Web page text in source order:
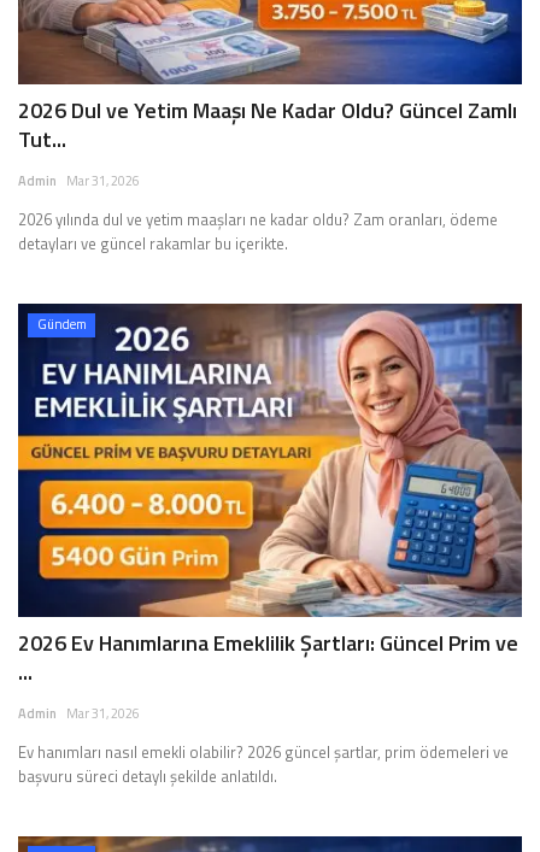
2026 Dul ve Yetim Maaşı Ne Kadar Oldu? Güncel Zamlı
Tut...
Admin Mar 31, 2026
2026 yılında dul ve yetim maaşları ne kadar oldu? Zam oranları, ödeme
detayları ve güncel rakamlar bu içerikte.
Gündem
2026 Ev Hanımlarına Emeklilik Şartları: Güncel Prim ve
...
Admin Mar 31, 2026
Ev hanımları nasıl emekli olabilir? 2026 güncel şartlar, prim ödemeleri ve
başvuru süreci detaylı şekilde anlatıldı.